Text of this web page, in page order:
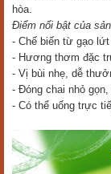
hòa.
Điểm nổi bật của
- Chế biến từ gạo lứt
- Hương thơm đặc
- Vị bùi nhẹ, dễ
- Đóng chai nhỏ
- Có thể uống trực